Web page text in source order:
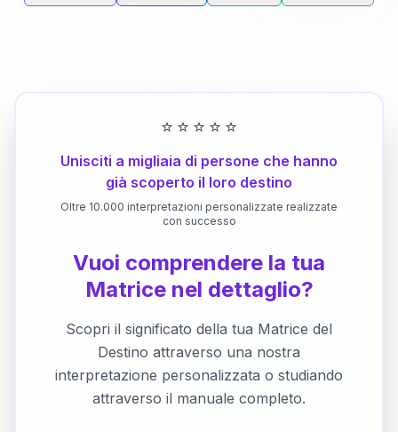
⭐ ⭐ ⭐ ⭐ ⭐
Unisciti a migliaia di persone che hanno
già scoperto il loro destino
Oltre 10.000 interpretazioni personalizzate realizzate
con successo
Vuoi comprendere la tua
Matrice nel dettaglio?
Scopri il significato della tua Matrice del
Destino attraverso una nostra
interpretazione personalizzata o studiando
attraverso il manuale completo.